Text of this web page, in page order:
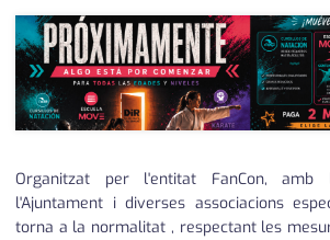
successos
urbanisme
editorial
Organitzat per l'entitat FanCon, amb
l'Ajuntament i diverses associacions
torna a la normalitat , respectant les